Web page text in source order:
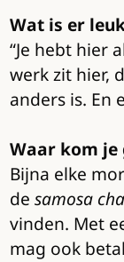
Wat is er
“Je hebt hier
werk zit hier,
anders is. En
Waar kom je
Bijna elke
de samosa
vinden. Met
mag ook